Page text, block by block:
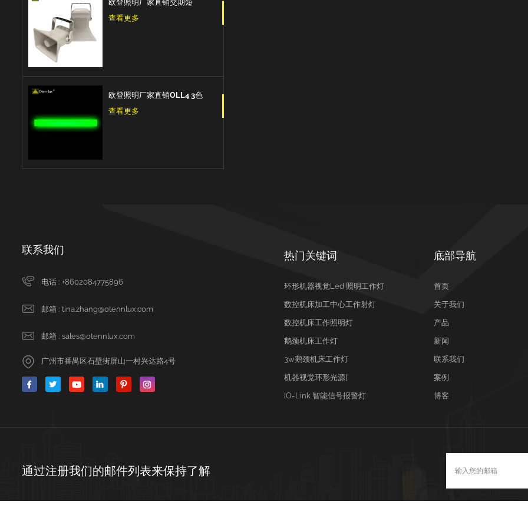
欧登照明厂家直销交期短
DOLSPK CAN/RS485/IO型
查看更多
欧登照明厂家直销OLL4 3色
Led三色信号条型灯
查看更多
联系我们
电话 : +8602084775896
邮箱 : tina.zhang@otennlux.com
邮箱 : sales@otennlux.com
广州市番禺区石壁街屏山一村兴达路4号
热门关键词
环形机器视觉led 照明工作灯
数控机床加工中心工作射灯
数控机床工作照明灯
鹅颈机床工作灯
3w鹅颈机床工作灯
机器视觉环形光源|
IO-Link 智能信号报警灯
底部导航
首页
关于我们
产品
新闻
联系我们
案例
博客
通过注册我们的邮件列表来保持了解